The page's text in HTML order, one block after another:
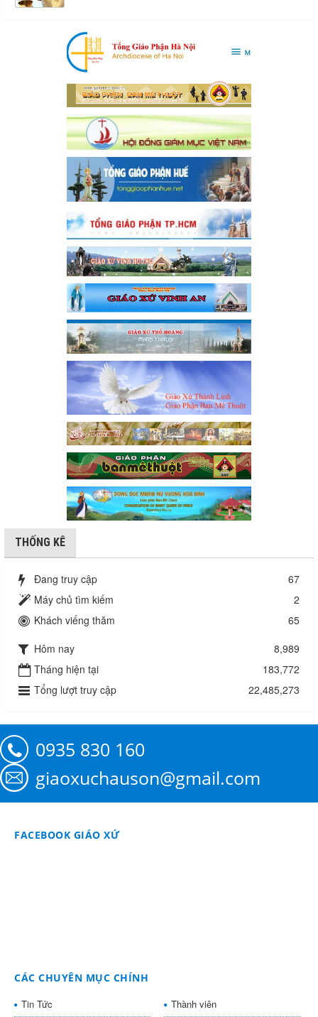
THỐNG KÊ
Đang truy cập
67
Máy chủ tìm kiếm
2
Khách viếng thăm
65
Hôm nay
8,989
Tháng hiện tại
183,772
Tổng lượt truy cập
22,485,273
0935 830 160
giaoxuchauson@gmail.com
FACEBOOK GIÁO XỨ
CÁC CHUYÊN MỤC CHÍNH
Tin Tức
Thành viên